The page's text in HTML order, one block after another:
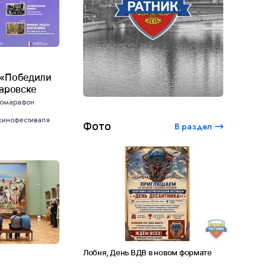
Фото В раздел
студенческий
Лобня, День ВДВ в новом формате